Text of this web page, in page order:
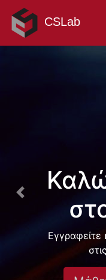
CSLab
Προηγούμενο